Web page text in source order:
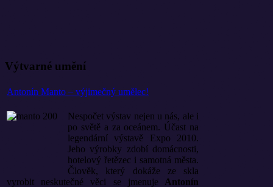
Výtvarné umění
Antonín Manto – výjimečný umělec!
Nespočet výstav nejen u nás, ale i
po světě a za oceánem. Účast na
legendární výstavě Expo 2010.
Jeho výrobky zdobí domácnosti,
hotelový řetězec i samotná města.
Člověk, který dokáže ze skla
vyrobit neskutečné věci se jmenujeAntonín